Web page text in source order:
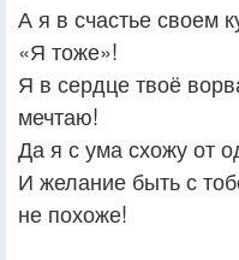
А я в счастье своем
«Я тоже»!
Я в сердце твоё
мечтаю!
Да я с ума схожу от
И желание быть с
не похоже!